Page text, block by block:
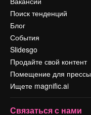
Поиск тенденций
Блог
События
Slidesgo
Продайте свой контент
Помещение для прессы
Ищете magnific.ai
Связаться с нами